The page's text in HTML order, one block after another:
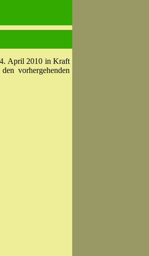
April 2010 in Kraft
vorhergehenden